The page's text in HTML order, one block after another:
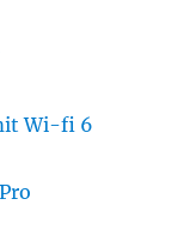
Wi-fi 6